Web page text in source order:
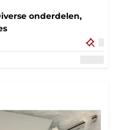
onderdelen,